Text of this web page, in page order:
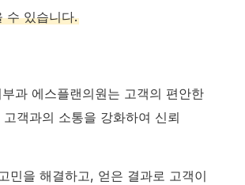
수 있습니다.
과 에스플랜의원는 고객의 편안한
객과의 소통을 강화하여 신뢰
민을 해결하고, 얻은 결과로 고객이